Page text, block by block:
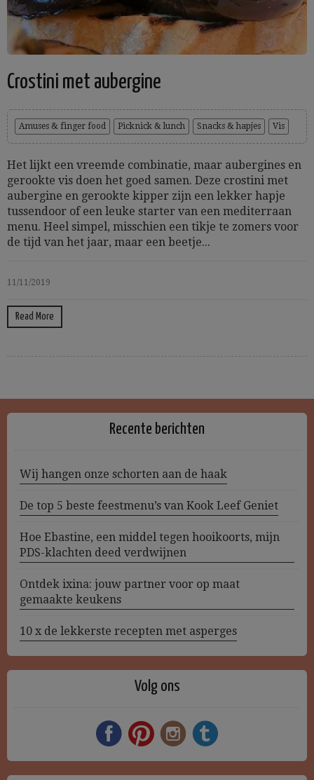
Crostini met aubergine
Amuses & finger food Picknick & lunch Snacks & hapjes Vis
Het lijkt een vreemde combinatie, maar aubergines en
gerookte vis doen het goed samen. Deze crostini met
aubergine en gerookte kipper zijn een lekker hapje
tussendoor of een leuke starter van een mediterraan
menu. Heel simpel, misschien een tikje te zomers voor
de tijd van het jaar, maar een beetje...
11/11/2019
Read More
Recente berichten
Wij hangen onze schorten aan de haak
De top 5 beste feestmenu’s van Kook Leef Geniet
Hoe Ebastine, een middel tegen hooikoorts, mijn
PDS-klachten deed verdwijnen
Ontdek ixina: jouw partner voor op maat
gemaakte keukens
10 x de lekkerste recepten met asperges
Volg ons